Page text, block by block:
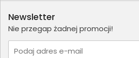
Newsletter
Nie przegap żadnej promocji!
Podaj adres e-mail